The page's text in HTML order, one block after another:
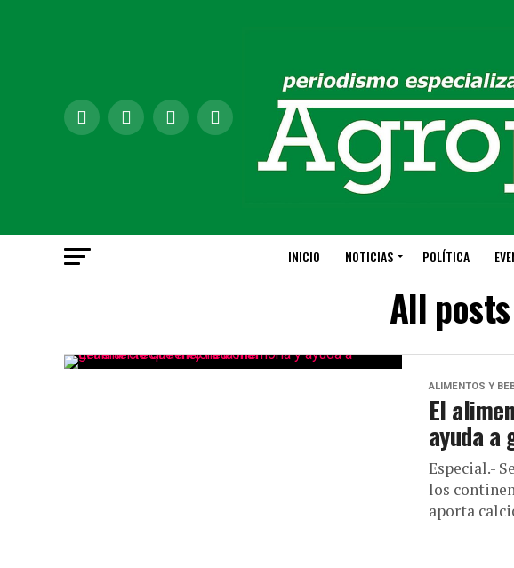
INICIO NOTICIAS POLÍTICA
All
ALIMENTOS Y
El
ayuda a
Especial.-
los
aporta